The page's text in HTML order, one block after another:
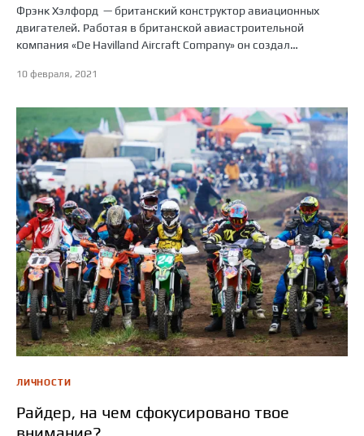
Фрэнк Хэлфорд — британский конструктор авиационных
двигателей. Работая в британской авиастроительной
компания «De Havilland Aircraft Company» он создал…
10 февраля, 2021
ЛИЧНОСТИ
Райдер, на чем сфокусировано твое